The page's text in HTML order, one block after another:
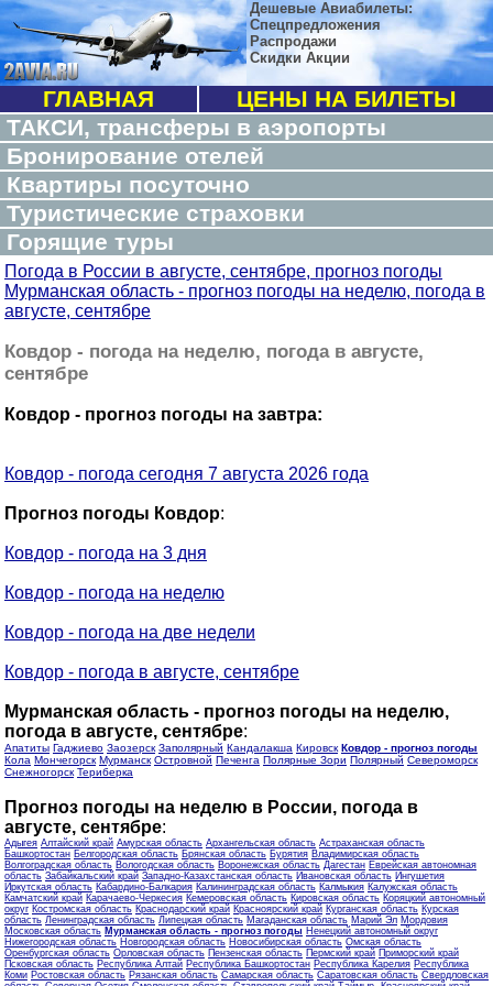
Дешевые Авиабилеты:
Спецпредложения
Распродажи
Скидки Акции
ГЛАВНАЯ
ЦЕНЫ НА БИЛЕТЫ
ТАКСИ, трансферы в аэропорты
Бронирование отелей
Квартиры посуточно
Туристические страховки
Горящие туры
Погода в России в августе, сентябре, прогноз погоды
Мурманская область - прогноз погоды на неделю, погода в
августе, сентябре
Ковдор - погода на неделю, погода в августе,
сентябре
Ковдор - прогноз погоды на завтра:
Ковдор - погода сегодня 7 августа 2026 года
Прогноз погоды Ковдор:
Ковдор - погода на 3 дня
Ковдор - погода на неделю
Ковдор - погода на две недели
Ковдор - погода в августе, сентябре
Мурманская область - прогноз погоды на неделю,
погода в августе, сентябре:
Апатиты Гаджиево Заозерск Заполярный Кандалакша Кировск Ковдор - прогноз погоды
Кола Мончегорск Мурманск Островной Печенга Полярные Зори Полярный Североморск
Снежногорск Териберка
Прогноз погоды на неделю в России, погода в
августе, сентябре:
Адыгея Алтайский край Амурская область Архангельская область Астраханская область
Башкортостан Белгородская область Брянская область Бурятия Владимирская область
Волгоградская область Вологодская область Воронежская область Дагестан Еврейская автономная
область Забайкальский край Западно-Казахстанская область Ивановская область Ингушетия
Иркутская область Кабардино-Балкария Калининградская область Калмыкия Калужская область
Камчатский край Карачаево-Черкесия Кемеровская область Кировская область Коряцкий автономный
округ Костромская область Краснодарский край Красноярский край Курганская область Курская
область Ленинградская область Липецкая область Магаданская область Марий Эл Мордовия
Московская область Мурманская область - прогноз погоды Ненецкий автономный округ
Нижегородская область Новгородская область Новосибирская область Омская область
Оренбургская область Орловская область Пензенская область Пермский край Приморский край
Псковская область Республика Алтай Республика Башкортостан Республика Карелия Республика
Коми Ростовская область Рязанская область Самарская область Саратовская область Свердловская